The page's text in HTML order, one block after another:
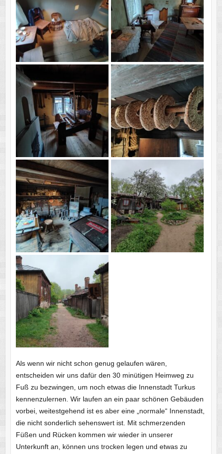
Als wenn wir nicht schon genug gelaufen wären,
entscheiden wir uns dafür den 30 minütigen Heimweg zu
Fuß zu bezwingen, um noch etwas die Innenstadt Turkus
kennenzulernen. Wir laufen an ein paar schönen Gebäuden
vorbei, weitestgehend ist es aber eine „normale“ Innenstadt,
die nicht sonderlich sehenswert ist. Mit schmerzenden
Füßen und Rücken kommen wir wieder in unserer
Unterkunft an, können uns trocken legen und etwas zu